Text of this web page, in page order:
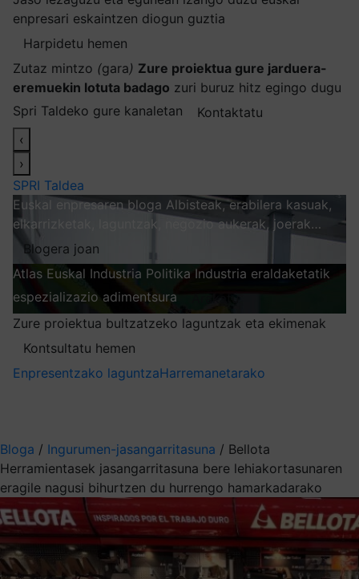
enpresari eskaintzen diogun guztia
Harpidetu hemen
Zutaz mintzo (gara) Zure proiektua gure jarduera-
eremuekin lotuta badago zuri buruz hitz egingo dugu
Spri Taldeko gure kanaletan
Kontaktatu
‹
›
SPRI Taldea
Euskal enpresaren bloga Albisteak, erabilera kasuak,
elkarrizketak, laguntzak, negozio aukerak, joerak…
Blogera joan
Atlas Euskal Industria Politika Industria eraldaketatik
espezializazio adimentsura
Zure proiektua bultzatzeko laguntzak eta ekimenak
Kontsultatu hemen
Enpresentzako laguntzaHarremanetarako
Bloga / Ingurumen-jasangarritasuna / Bellota
Herramientasek jasangarritasuna bere lehiakortasunaren
eragile nagusi bihurtzen du hurrengo hamarkadarako